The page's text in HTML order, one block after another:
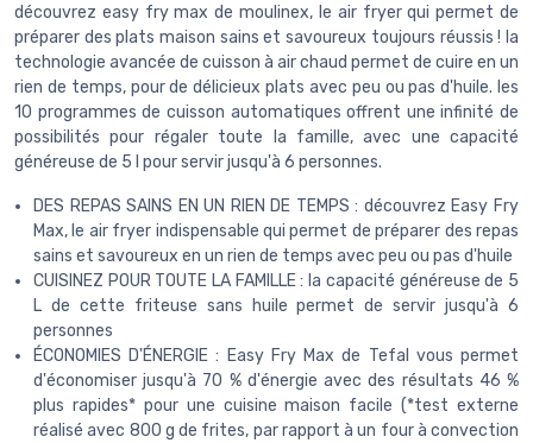
découvrez easy fry max de moulinex, le air fryer qui permet de
préparer des plats maison sains et savoureux toujours réussis ! la
technologie avancée de cuisson à air chaud permet de cuire en un
rien de temps, pour de délicieux plats avec peu ou pas d'huile. les
10 programmes de cuisson automatiques offrent une infinité de
possibilités pour régaler toute la famille, avec une capacité
généreuse de 5 l pour servir jusqu'à 6 personnes.
DES REPAS SAINS EN UN RIEN DE TEMPS : découvrez Easy Fry
Max, le air fryer indispensable qui permet de préparer des repas
sains et savoureux en un rien de temps avec peu ou pas d'huile
CUISINEZ POUR TOUTE LA FAMILLE : la capacité généreuse de 5
L de cette friteuse sans huile permet de servir jusqu'à 6
personnes
ÉCONOMIES D'ÉNERGIE : Easy Fry Max de Tefal vous permet
d'économiser jusqu'à 70 % d'énergie avec des résultats 46 %
plus rapides* pour une cuisine maison facile (*test externe
réalisé avec 800 g de frites, par rapport à un four à convection